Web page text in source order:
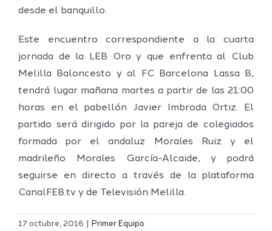
desde el banquillo.
Este encuentro correspondiente a la cuarta
jornada de la LEB Oro y que enfrenta al Club
Melilla Baloncesto y al FC Barcelona Lassa B,
tendrá lugar mañana martes a partir de las 21:00
horas en el pabellón Javier Imbroda Ortiz. El
partido será dirigido por la pareja de colegiados
formada por el andaluz Morales Ruiz y el
madrileño Morales García-Alcaide, y podrá
seguirse en directo a través de la plataforma
CanalFEB.tv y de Televisión Melilla.
17 octubre, 2016 Primer Equipo
El Melilla